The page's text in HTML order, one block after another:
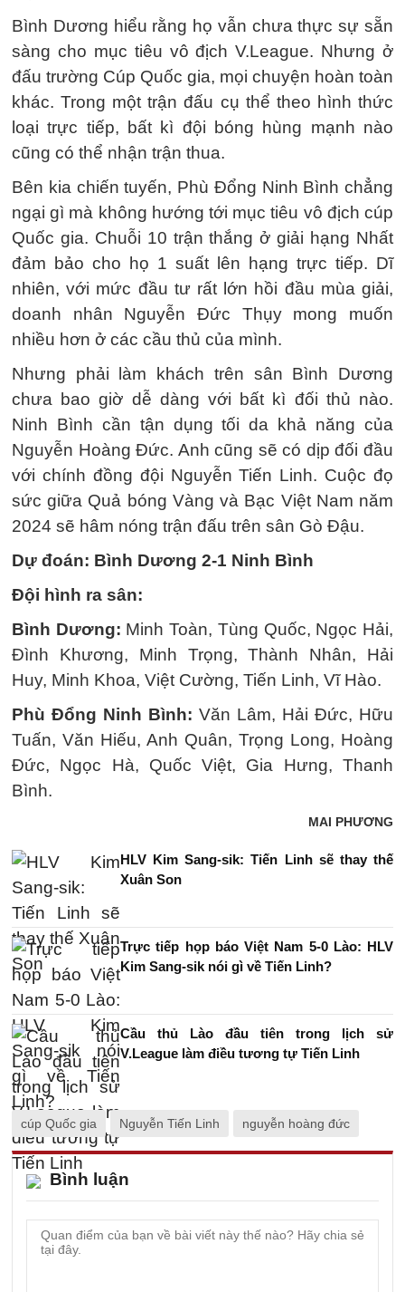
Bình Dương hiểu rằng họ vẫn chưa thực sự sẵn
sàng cho mục tiêu vô địch V.League. Nhưng ở
đấu trường Cúp Quốc gia, mọi chuyện hoàn toàn
khác. Trong một trận đấu cụ thể theo hình thức
loại trực tiếp, bất kì đội bóng hùng mạnh nào
cũng có thể nhận trận thua.
Bên kia chiến tuyến, Phù Đổng Ninh Bình chẳng
ngại gì mà không hướng tới mục tiêu vô địch cúp
Quốc gia. Chuỗi 10 trận thắng ở giải hạng Nhất
đảm bảo cho họ 1 suất lên hạng trực tiếp. Dĩ
nhiên, với mức đầu tư rất lớn hồi đầu mùa giải,
doanh nhân Nguyễn Đức Thụy mong muốn
nhiều hơn ở các cầu thủ của mình.
Nhưng phải làm khách trên sân Bình Dương
chưa bao giờ dễ dàng với bất kì đối thủ nào.
Ninh Bình cần tận dụng tối da khả năng của
Nguyễn Hoàng Đức. Anh cũng sẽ có dịp đối đầu
với chính đồng đội Nguyễn Tiến Linh. Cuộc đọ
sức giữa Quả bóng Vàng và Bạc Việt Nam năm
2024 sẽ hâm nóng trận đấu trên sân Gò Đậu.
Dự đoán: Bình Dương 2-1 Ninh Bình
Đội hình ra sân:
Bình Dương: Minh Toàn, Tùng Quốc, Ngọc Hải,
Đình Khương, Minh Trọng, Thành Nhân, Hải
Huy, Minh Khoa, Việt Cường, Tiến Linh, Vĩ Hào.
Phù Đổng Ninh Bình: Văn Lâm, Hải Đức, Hữu
Tuấn, Văn Hiếu, Anh Quân, Trọng Long, Hoàng
Đức, Ngọc Hà, Quốc Việt, Gia Hưng, Thanh
Bình.
MAI PHƯƠNG
HLV Kim Sang-sik: Tiến Linh sẽ thay thế
Xuân Son
Trực tiếp họp báo Việt Nam 5-0 Lào: HLV
Kim Sang-sik nói gì về Tiến Linh?
Cầu thủ Lào đầu tiên trong lịch sử
V.League làm điều tương tự Tiến Linh
cúp Quốc gia Nguyễn Tiến Linh nguyễn hoàng đức
Bình luận